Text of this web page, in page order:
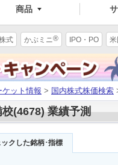
商品
式 かぶミニ® IPO・PO
ケット情報 > 国内株式株価検索
(4678) 業績予測
クした銘柄･指標